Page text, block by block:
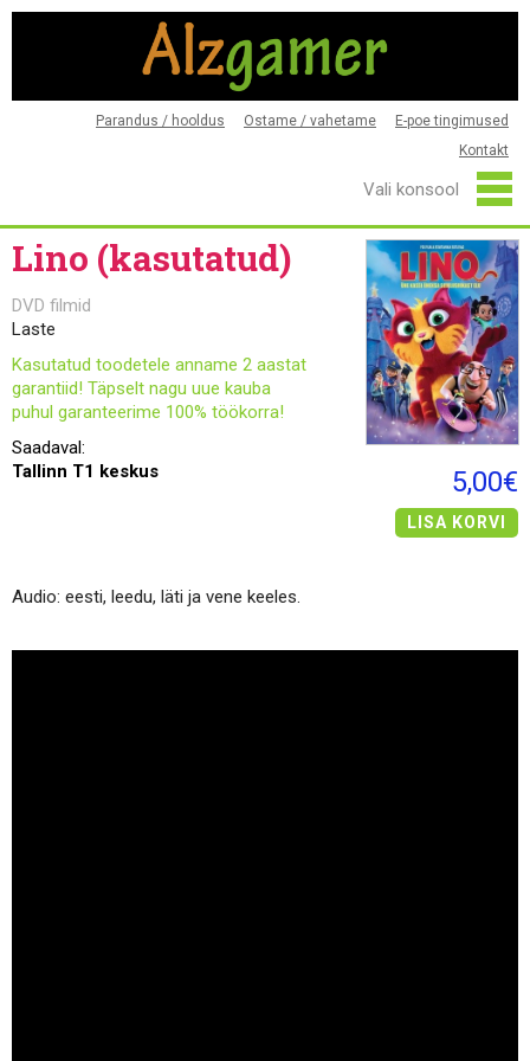
Parandus / hooldus Ostame / vahetame
E-poe tingimused
Kontakt
Lino (kasutatud)
DVD filmid
Laste
Kasutatud toodetele anname 2 aastat
garantiid! Täpselt nagu uue kauba
puhul garanteerime 100% töökorra!
Saadaval:
Tallinn T1 keskus
5,00€
LISA KORVI
Audio: eesti, leedu, läti ja vene keeles.